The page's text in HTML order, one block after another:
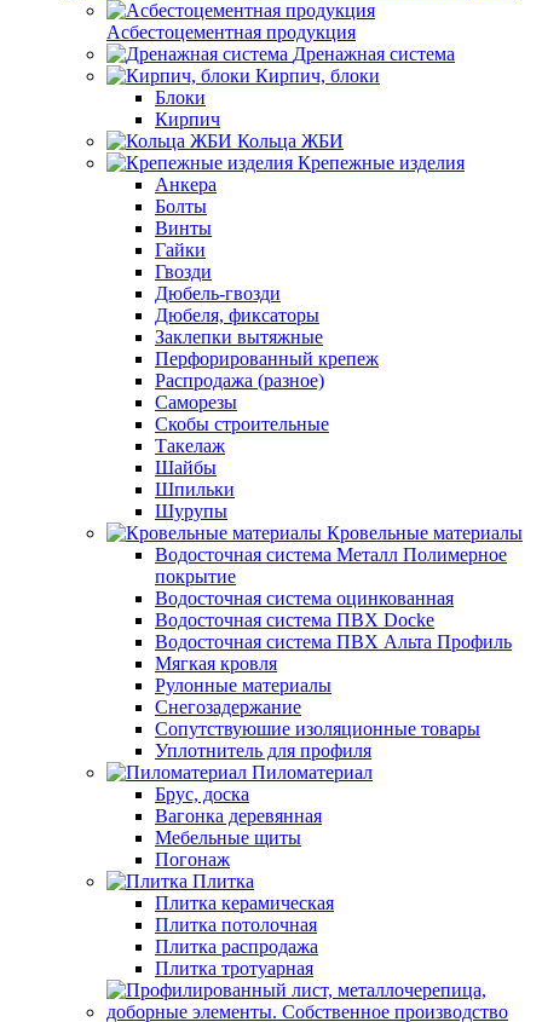
Асбестоцементная продукция
Дренажная система
Кирпич, блоки
Блоки
Кирпич
Кольца ЖБИ
Крепежные изделия
Анкера
Болты
Винты
Гайки
Гвозди
Дюбель-гвозди
Дюбеля, фиксаторы
Заклепки вытяжные
Перфорированный крепеж
Распродажа (разное)
Саморезы
Скобы строительные
Такелаж
Шайбы
Шпильки
Шурупы
Кровельные материалы
Водосточная система Металл Полимерное
покрытие
Водосточная система оцинкованная
Водосточная система ПВХ Docke
Водосточная система ПВХ Альта Профиль
Мягкая кровля
Рулонные материалы
Снегозадержание
Сопутствуюшие изоляционные товары
Уплотнитель для профиля
Пиломатериал
Брус, доска
Вагонка деревянная
Мебельные щиты
Погонаж
Плитка
Плитка керамическая
Плитка потолочная
Плитка распродажа
Плитка тротуарная